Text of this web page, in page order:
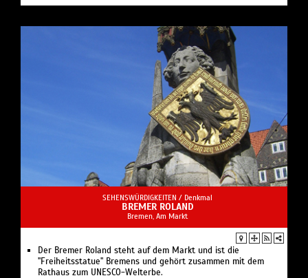
SEHENSWÜRDIGKEITEN / Denkmal
BREMER ROLAND
Bremen, Am Markt
Der Bremer Roland steht auf dem Markt und ist die
"Freiheitsstatue" Bremens und gehört zusammen mit dem
Rathaus zum UNESCO-Welterbe.